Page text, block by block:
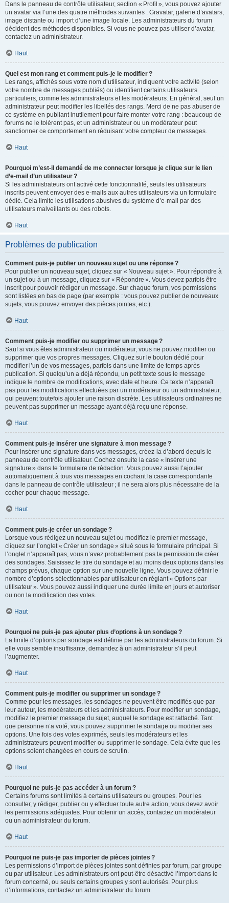
Dans le panneau de contrôle utilisateur, section « Profil », vous pouvez ajouter
un avatar via l’une des quatre méthodes suivantes : Gravatar, galerie d’avatars,
image distante ou import d’une image locale. Les administrateurs du forum
décident des méthodes disponibles. Si vous ne pouvez pas utiliser d’avatar,
contactez un administrateur.
Haut
Quel est mon rang et comment puis-je le modifier ?
Les rangs, affichés sous votre nom d’utilisateur, indiquent votre activité (selon
votre nombre de messages publiés) ou identifient certains utilisateurs
particuliers, comme les administrateurs et les modérateurs. En général, seul un
administrateur peut modifier les libellés des rangs. Merci de ne pas abuser de
ce système en publiant inutilement pour faire monter votre rang : beaucoup de
forums ne le tolèrent pas, et un administrateur ou un modérateur peut
sanctionner ce comportement en réduisant votre compteur de messages.
Haut
Pourquoi m’est-il demandé de me connecter lorsque je clique sur le lien
d’e-mail d’un utilisateur ?
Si les administrateurs ont activé cette fonctionnalité, seuls les utilisateurs
inscrits peuvent envoyer des e-mails aux autres utilisateurs via un formulaire
dédié. Cela limite les utilisations abusives du système d’e-mail par des
utilisateurs malveillants ou des robots.
Haut
Problèmes de publication
Comment puis-je publier un nouveau sujet ou une réponse ?
Pour publier un nouveau sujet, cliquez sur « Nouveau sujet ». Pour répondre à
un sujet ou à un message, cliquez sur « Répondre ». Vous devez parfois être
inscrit pour pouvoir rédiger un message. Sur chaque forum, vos permissions
sont listées en bas de page (par exemple : vous pouvez publier de nouveaux
sujets, vous pouvez envoyer des pièces jointes, etc.).
Haut
Comment puis-je modifier ou supprimer un message ?
Sauf si vous êtes administrateur ou modérateur, vous ne pouvez modifier ou
supprimer que vos propres messages. Cliquez sur le bouton dédié pour
modifier l’un de vos messages, parfois dans une limite de temps après
publication. Si quelqu’un a déjà répondu, un petit texte sous le message
indique le nombre de modifications, avec date et heure. Ce texte n’apparaît
pas pour les modifications effectuées par un modérateur ou un administrateur,
qui peuvent toutefois ajouter une raison discrète. Les utilisateurs ordinaires ne
peuvent pas supprimer un message ayant déjà reçu une réponse.
Haut
Comment puis-je insérer une signature à mon message ?
Pour insérer une signature dans vos messages, créez-la d’abord depuis le
panneau de contrôle utilisateur. Cochez ensuite la case « Insérer une
signature » dans le formulaire de rédaction. Vous pouvez aussi l’ajouter
automatiquement à tous vos messages en cochant la case correspondante
dans le panneau de contrôle utilisateur ; il ne sera alors plus nécessaire de la
cocher pour chaque message.
Haut
Comment puis-je créer un sondage ?
Lorsque vous rédigez un nouveau sujet ou modifiez le premier message,
cliquez sur l’onglet « Créer un sondage » situé sous le formulaire principal. Si
l’onglet n’apparaît pas, vous n’avez probablement pas la permission de créer
des sondages. Saisissez le titre du sondage et au moins deux options dans les
champs prévus, chaque option sur une nouvelle ligne. Vous pouvez définir le
nombre d’options sélectionnables par utilisateur en réglant « Options par
utilisateur ». Vous pouvez aussi indiquer une durée limite en jours et autoriser
ou non la modification des votes.
Haut
Pourquoi ne puis-je pas ajouter plus d’options à un sondage ?
La limite d’options par sondage est définie par les administrateurs du forum. Si
elle vous semble insuffisante, demandez à un administrateur s’il peut
l’augmenter.
Haut
Comment puis-je modifier ou supprimer un sondage ?
Comme pour les messages, les sondages ne peuvent être modifiés que par
leur auteur, les modérateurs et les administrateurs. Pour modifier un sondage,
modifiez le premier message du sujet, auquel le sondage est rattaché. Tant
que personne n’a voté, vous pouvez supprimer le sondage ou modifier ses
options. Une fois des votes exprimés, seuls les modérateurs et les
administrateurs peuvent modifier ou supprimer le sondage. Cela évite que les
options soient changées en cours de scrutin.
Haut
Pourquoi ne puis-je pas accéder à un forum ?
Certains forums sont limités à certains utilisateurs ou groupes. Pour les
consulter, y rédiger, publier ou y effectuer toute autre action, vous devez avoir
les permissions adéquates. Pour obtenir un accès, contactez un modérateur
ou un administrateur du forum.
Haut
Pourquoi ne puis-je pas importer de pièces jointes ?
Les permissions d’import de pièces jointes sont définies par forum, par groupe
ou par utilisateur. Les administrateurs ont peut-être désactivé l’import dans le
forum concerné, ou seuls certains groupes y sont autorisés. Pour plus
d’informations, contactez un administrateur du forum.